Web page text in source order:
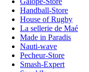
Handball-Store
House of Rugby
La sellerie de Maé
Made in Paradis
Nauti-wave
Pecheur-Store
Smash-Expert